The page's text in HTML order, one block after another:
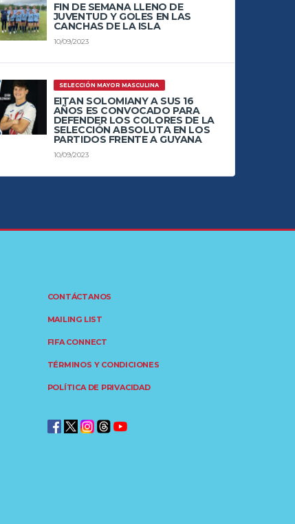
FIN DE SEMANA LLENO DE
JUVENTUD Y GOLES EN LAS
CANCHAS DE LA ISLA
10/09/2023
SELECCIÓN MAYOR MASCULINA
EITAN SOLOMIANY A SUS 16
AÑOS ES CONVOCADO PARA
DEFENDER LOS COLORES DE LA
SELECCIÓN ABSOLUTA EN LOS
PARTIDOS FRENTE A GUYANA
10/09/2023
CONTÁCTANOS
MAILING LIST
FIFA CONNECT
TÉRMINOS Y CONDICIONES
POLÍTICA DE PRIVACIDAD